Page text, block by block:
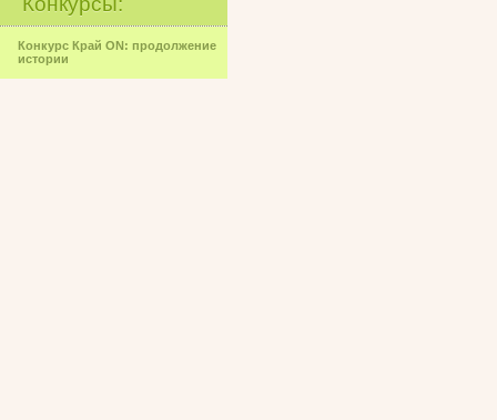
Конкурс Край ON: продолжение
истории